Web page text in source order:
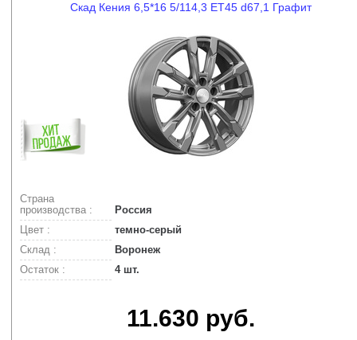
Скад Кения 6,5*16 5/114,3 ET45 d67,1 Графит
Страна
производства :
Россия
Цвет :
темно-серый
Склад :
Воронеж
Остаток :
4 шт.
11.630 руб.